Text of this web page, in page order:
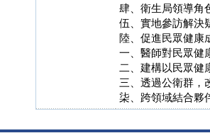
肆、衛生局領導角
伍、實地參訪解決
陸、促進民眾健康
一、醫師對民眾健
二、建構以民眾健
三、透過公衛群，
柒、跨領域結合夥